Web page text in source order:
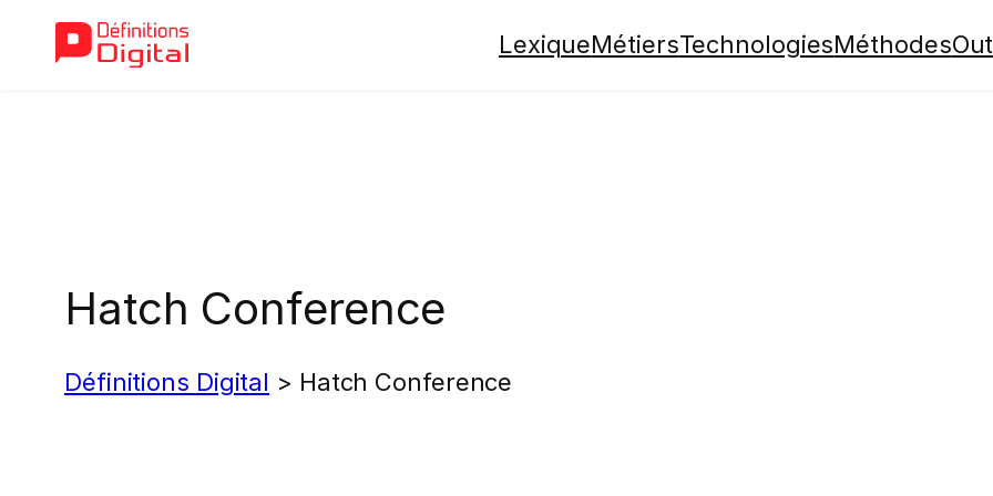
LexiqueMétiersTechnologiesMéthodes
Hatch Conference
Définitions Digital > Hatch Conference